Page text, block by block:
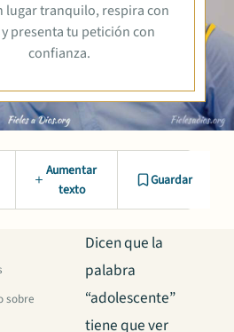
lugar tranquilo, respira con
presenta tu petición con
confianza.
Aumentar
texto
Guardar
sobre
Dicen que la
palabra
“adolescente”
tiene que ver